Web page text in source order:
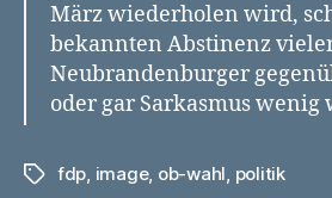
März wiederholen wird,
bekannten Abstinenz
Neubrandenburger
oder gar Sarkasmus
Schlagwörter
fdp, image, ob-wahl, politik